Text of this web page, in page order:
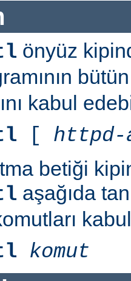
önyüz
kabul
[ httpd-
betiği
aşağıda
komut